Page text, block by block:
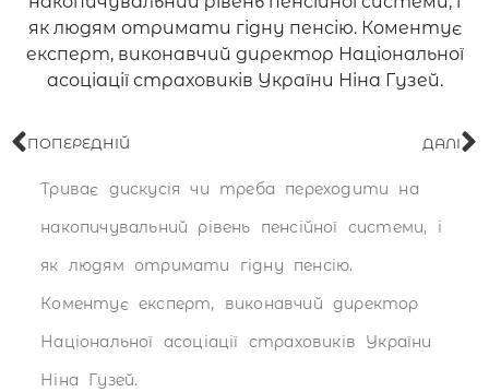
як людям отримати гідну пенсію. Коментує
експерт, виконавчий директор Національної
асоціації страховиків України Ніна Гузей.
ПОПЕРЕДНІЙ ДАЛІ
Триває дискусія чи треба переходити на
накопичувальний рівень пенсійної системи, і
як людям отримати гідну пенсію.
Коментує експерт, виконавчий директор
Національної асоціації страховиків України
Ніна Гузей.